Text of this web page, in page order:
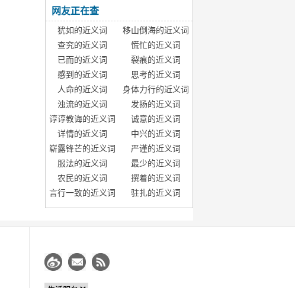
网友正在查
犹如的近义词
移山倒海的近义词
查究的近义词
慌忙的近义词
已而的近义词
裂痕的近义词
感到的近义词
思考的近义词
人命的近义词
身体力行的近义词
浊流的近义词
发扬的近义词
谆谆教诲的近义词
诚意的近义词
详情的近义词
中兴的近义词
崭露锋芒的近义词
严谨的近义词
服法的近义词
最少的近义词
农民的近义词
撰着的近义词
言行一致的近义词
驻扎的近义词